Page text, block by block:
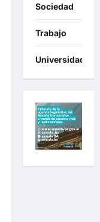
Sociedad
Trabajo
Universidades